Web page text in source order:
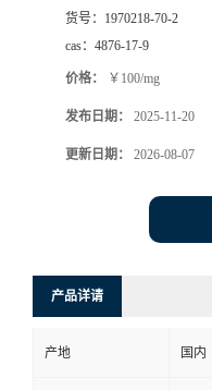
方
货号： 1970218-70-2
cas： 4876-17-9
价格： ￥100/mg
发布日期： 2025-11-20
更新日期： 2026-08-07
产品详请
产地 国内